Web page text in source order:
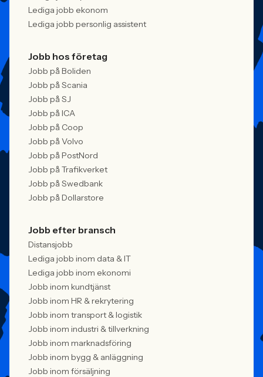
Lediga jobb ekonom
Lediga jobb personlig assistent
Jobb hos företag
Jobb på Boliden
Jobb på Scania
Jobb på SJ
Jobb på ICA
Jobb på Coop
Jobb på Volvo
Jobb på PostNord
Jobb på Trafikverket
Jobb på Swedbank
Jobb på Dollarstore
Jobb efter bransch
Distansjobb
Lediga jobb inom data & IT
Lediga jobb inom ekonomi
Jobb inom kundtjänst
Jobb inom HR & rekrytering
Jobb inom transport & logistik
Jobb inom industri & tillverkning
Jobb inom marknadsföring
Jobb inom bygg & anläggning
Jobb inom försäljning